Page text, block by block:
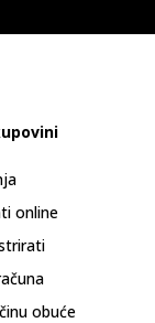
online
obuće